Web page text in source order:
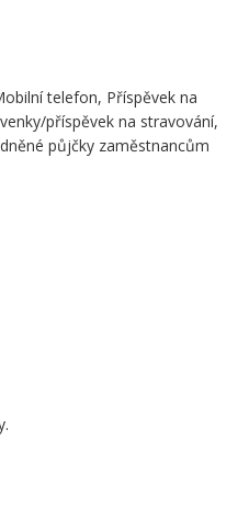
telefon, Příspěvek na
příspěvek na stravování,
půjčky zaměstnancům